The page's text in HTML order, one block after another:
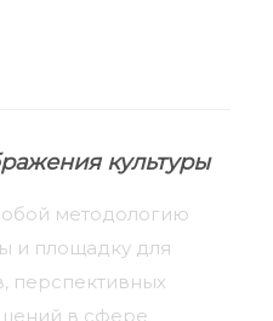
культуры
методологию
и площадку для
перспективных
в сфере